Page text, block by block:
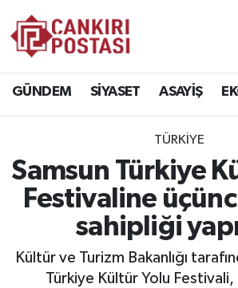
GÜNDEM SİYASET ASAYİŞ
TÜRKİYE
Samsun Türkiye
Festivaline
sahipliği
Kültür ve Turizm Bakanlığı
Türkiye Kültür Yolu Festivali,
EKONOMİ
SAĞLIK
SPOR
Trafik Durumu
Süper Lig Puan Durumu ve
Tüm Manşetler